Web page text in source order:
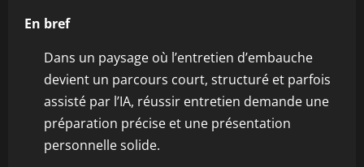
En bref
Dans un paysage où l’entretien d’embauche
devient un parcours court, structuré et parfois
assisté par l’IA, réussir entretien demande une
préparation précise et une présentation
personnelle solide.